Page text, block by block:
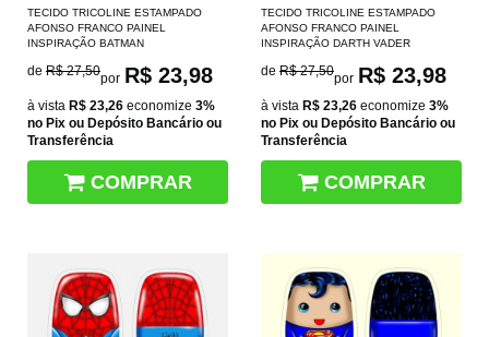
TECIDO TRICOLINE ESTAMPADO
AFONSO FRANCO PAINEL
INSPIRAÇÃO BATMAN
de R$ 27,50por R$ 23,98
à vista R$ 23,26 economize 3%
no Pix ou Depósito Bancário ou
Transferência
COMPRAR
TECIDO TRICOLINE ESTAMPADO
AFONSO FRANCO PAINEL
INSPIRAÇÃO DARTH VADER
de R$ 27,50por R$ 23,98
à vista R$ 23,26 economize 3%
no Pix ou Depósito Bancário ou
Transferência
COMPRAR